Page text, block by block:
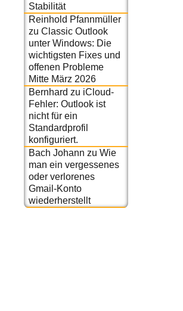
Stabilität
Reinhold Pfannmüller
zu Classic Outlook
unter Windows: Die
wichtigsten Fixes und
offenen Probleme
Mitte März 2026
Bernhard zu iCloud-
Fehler: Outlook ist
nicht für ein
Standardprofil
konfiguriert.
Bach Johann zu Wie
man ein vergessenes
oder verlorenes
Gmail-Konto
wiederherstellt